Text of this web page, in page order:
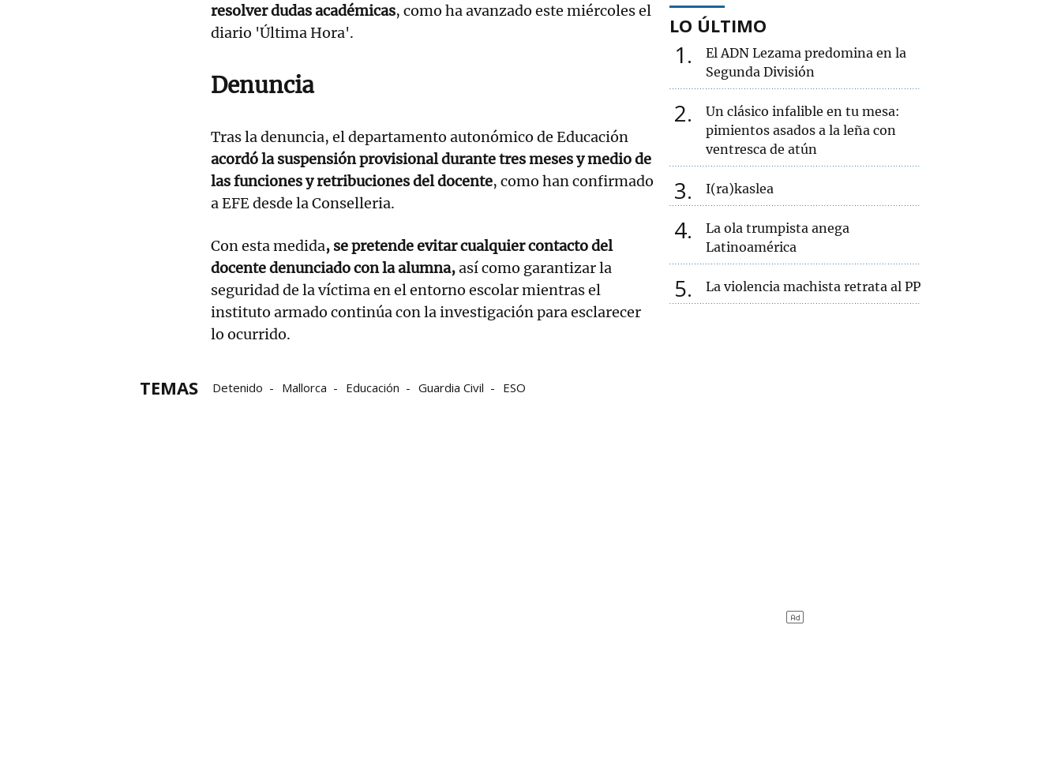
resolver dudas académicas, como ha avanzado este miércoles el
diario 'Última Hora'.
Denuncia
Tras la denuncia, el departamento autonómico de Educación
acordó la suspensión provisional durante tres meses y medio de
las funciones y retribuciones del docente, como han confirmado
a EFE desde la Conselleria.
Con esta medida, se pretende evitar cualquier contacto del
docente denunciado con la alumna,así como garantizar la
seguridad de la víctima en el entorno escolar mientras el
instituto armado continúa con la investigación para esclarecer
lo ocurrido.
TEMAS Detenido Mallorca Educación Guardia Civil ESO
LO ÚLTIMO
1
El ADN Lezama predomina en la
Segunda División
2
Un clásico infalible en tu mesa:
pimientos asados a la leña con
ventresca de atún
3 I(ra)kaslea
4
La ola trumpista anega
Latinoamérica
5 La violencia machista retrata al PP